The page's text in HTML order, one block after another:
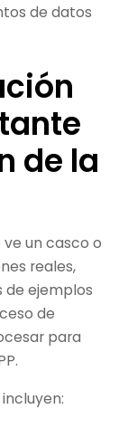
de datos
de la
un casco o
reales,
de ejemplos
de
para